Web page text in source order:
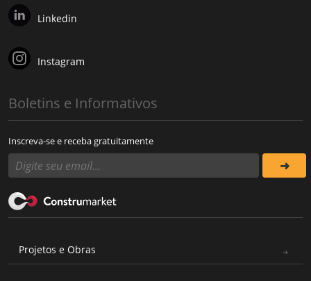
Linkedin
Instagram
Boletins e Informativos
Inscreva-se e receba gratuitamente
Projetos e Obras